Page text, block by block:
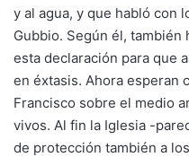
y al agua, y que habló con
Gubbio. Según él, también
esta declaración para que
en éxtasis. Ahora esperan
Francisco sobre el medio
vivos. Al fin la Iglesia -
de protección también a